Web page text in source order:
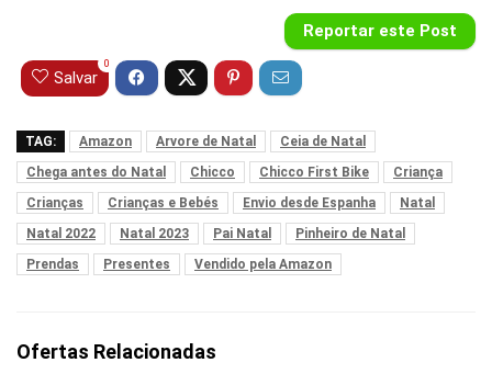
Reportar este Post
Salvar
0
TAG: Amazon Arvore de Natal
Ceia de Natal
Chega antes do Natal
Chicco Chicco First Bike
Criança
Crianças
Crianças e Bebés Envio desde Espanha
Natal
Natal 2022
Natal 2023 Pai Natal
Pinheiro de Natal
Prendas
Presentes Vendido pela Amazon
Ofertas Relacionadas